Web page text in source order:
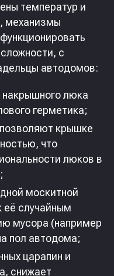
температур и
механизмы
с
автодомов:
накрышного люка
герметика;
крышке
что
люков в
москитной
её случайным
мусора (например
пол автодома;
царапин и
снижает